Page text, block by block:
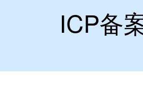
ICP备